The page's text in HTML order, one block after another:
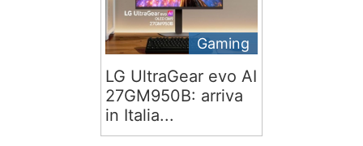
Gaming
LG UltraGear evo AI
27GM950B: arriva
in Italia...